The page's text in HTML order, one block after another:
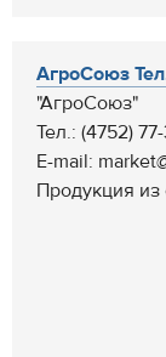
АгроСоюз
"АгроСоюз"
Тел.: (4752)
E-mail:
Продукция из